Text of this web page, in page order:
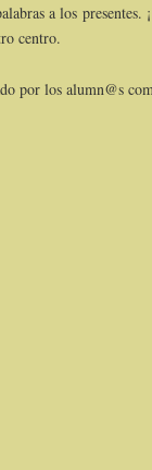
a los presentes.
centro.
por los alumn@s